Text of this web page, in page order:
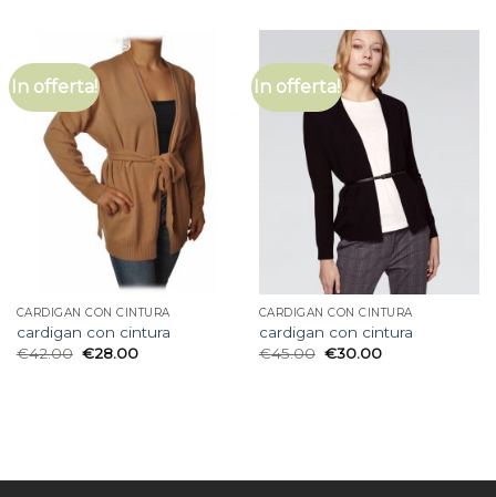
In offerta!
CARDIGAN CON CINTURA
cardigan con cintura
€42.00 €28.00
In offerta!
CARDIGAN CON CINTURA
cardigan con cintura
€45.00 €30.00